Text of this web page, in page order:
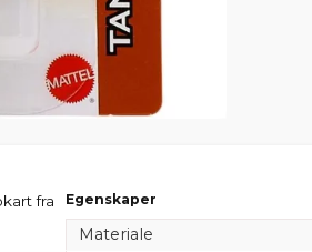
fra
Egenskaper
Materiale